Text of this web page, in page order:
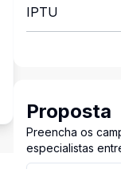
IPTU
Proposta
Preencha os
especialistas